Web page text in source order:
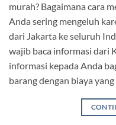
murah? Bagaimana cara
Anda sering mengeluh
dari Jakarta ke seluruh
wajib baca informasi dari
informasi kepada Anda
barang dengan biaya